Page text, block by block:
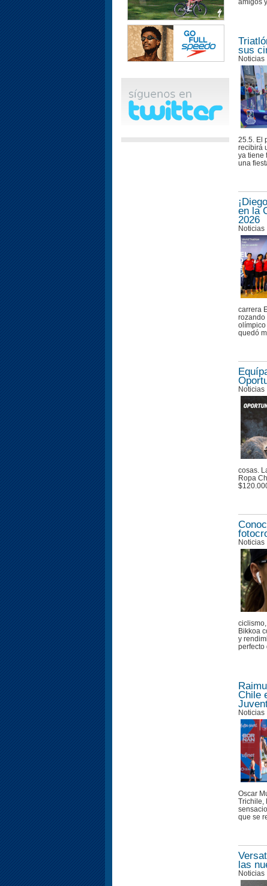
amigos
sus
Noticias
25.5. El
recibirá
ya tiene
una
en la
2026
Noticias
carrera
rozando
olímpico
quedó
Noticias
cosas.
Ropa
Noticias
Bikkoa
y
perfecto
Chile
Noticias
Oscar
Trichile,
que se
las
Noticias